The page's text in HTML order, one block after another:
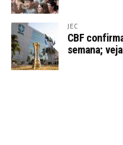
JEC
CBF
semana;